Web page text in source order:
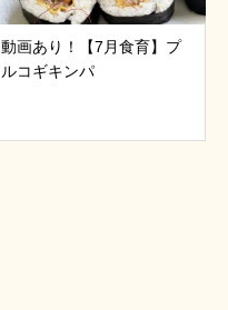
動画あり！【7月食育】プ
ルコギキンパ